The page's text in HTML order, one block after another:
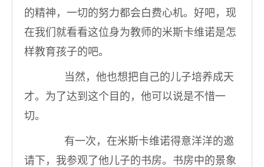
的精神，一切的努力都会白费心机。好吧，现
在我们就看看这位身为教师的米斯卡维诺是怎
样教育孩子的吧。
当然，他也想把自己的儿子培养成天
才。为了达到这个目的，他可以说是不惜一
切。
有一次，在米斯卡维诺得意洋洋的邀
请下，我参观了他儿子的书房。书房中的景象